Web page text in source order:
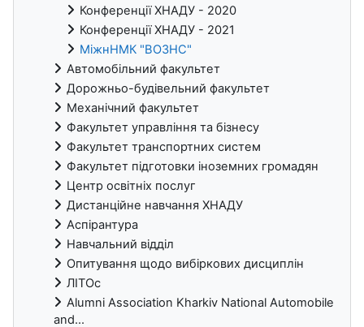
Конференції ХНАДУ - 2020
Конференції ХНАДУ - 2021
МіжнНМК "ВОЗНС"
Автомобільний факультет
Дорожньо-будівельний факультет
Механічний факультет
Факультет управління та бізнесу
Факультет транспортних систем
Факультет підготовки іноземних громадян
Центр освітніх послуг
Дистанційне навчання ХНАДУ
Аспірантура
Навчальний відділ
Опитування щодо вибіркових дисциплін
ЛІТОс
Alumni Association Kharkiv National Automobile
and...